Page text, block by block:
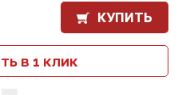
КУПИТЬ
В 1 КЛИК